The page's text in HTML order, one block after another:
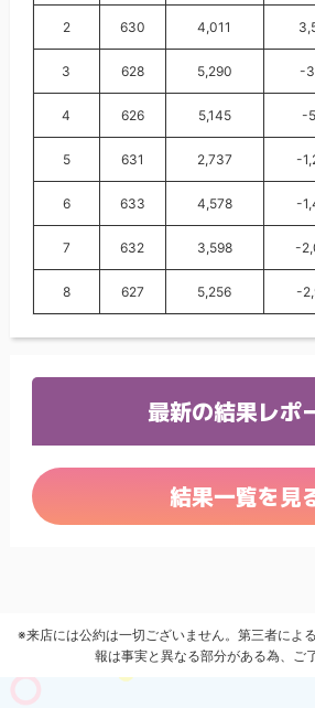
2 630 4,011
3 628 5,290 -
4 626 5,145 -
5 631 2,737 -
6 633 4,578 -
7 632 3,598 -
8 627 5,256 -
最新の結果レポ
結果一覧を見
※来店には公約は一切ございません。第三者によ
報は事実と異なる部分がある為、ご